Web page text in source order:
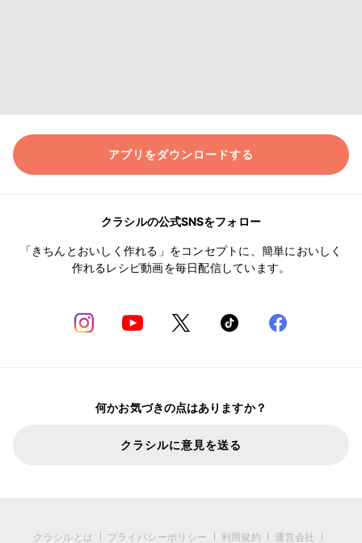
アプリをダウンロードする
クラシルの公式SNSをフォロー
「きちんとおいしく作れる」をコンセプトに、簡単においしく
作れるレシピ動画を毎日配信しています。
何かお気づきの点はありますか？
クラシルに意見を送る
クラシルとは プライバシーポリシー 利用規約 運営会社